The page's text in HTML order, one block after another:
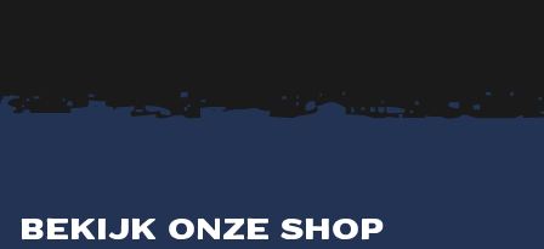
Bekijk onze shop